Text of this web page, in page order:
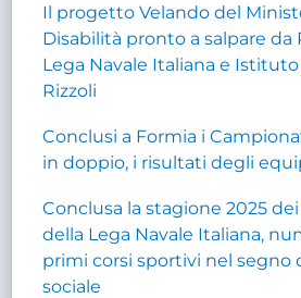
Il progetto Velando del
Disabilità pronto a salpare da
Lega Navale Italiana e
Rizzoli
Conclusi a Formia i
in doppio, i risultati degli
Conclusa la stagione 2025
della Lega Navale Italiana,
primi corsi sportivi nel segno
sociale